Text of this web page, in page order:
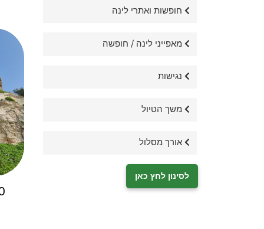
חופשות ואתרי לינה
מאפייני לינה / חופשה
נגישות
משך הטיול
אורך מסלול
לסינון לחץ כאן